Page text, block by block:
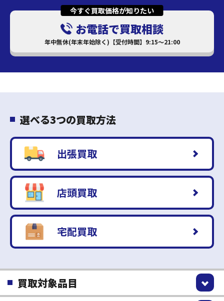
今すぐ買取価格が知りたい
お電話で買取相談
年中無休(年末年始除く)【受付時間】9:15～21:00
選べる3つの買取方法
出張買取
店頭買取
宅配買取
買取対象品目